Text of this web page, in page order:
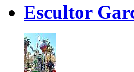
Escultor